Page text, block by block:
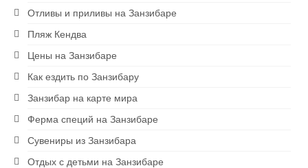
Отливы и приливы на Занзибаре
Пляж Кендва
Цены на Занзибаре
Как ездить по Занзибару
Занзибар на карте мира
Ферма специй на Занзибаре
Сувениры из Занзибара
Отдых с детьми на Занзибаре